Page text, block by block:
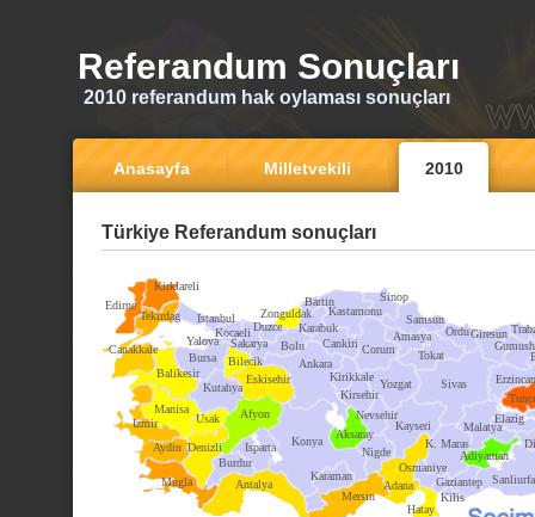
Referandum Sonuçları
2010 referandum hak oylaması sonuçları
Anasayfa Milletvekili 2010
Türkiye Referandum sonuçları
Ankara
Kirklareli
Edirne
Tekirdag
Canakkale
Balikesir
Bursa
Istanbul
Kocaeli
Sakarya
Zonguldak
Bolu
Bilecik
Eskisehir
Kutahya
Manisa
Izmir
Aydin
Mugla
Denizli
Burdur
Usak Afyon
Isparta
Antalya
Konya
Mersin
Kirsehir
Cankiri
Kastamonu
Sinop
Corum
Yozgat
Nevsehir
Nigde
Adana
Hatay
K. Maras
Kayseri
Sivas
Tokat
Amasya
Samsun
OrduGiresun
Erzincan
Malatya
Gaziantep Sanliurfa
Adiyaman
Elazig
Kirikkale
Karaman
Aksaray
Kilis
Duzce Karabuk
Bartin
Osmaniye
Yalova